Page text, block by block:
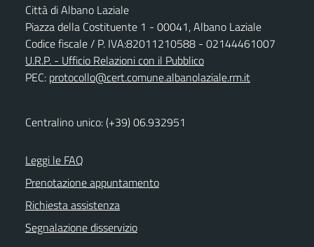
Città di Albano Laziale
Piazza della Costituente 1 - 00041, Albano Laziale
Codice fiscale / P. IVA:82011210588 - 02144461007
U.R.P. - Ufficio Relazioni con il Pubblico
PEC: protocollo@cert.comune.albanolaziale.rm.it
Centralino unico: (+39) 06.932951
Leggi le FAQ
Prenotazione appuntamento
Richiesta assistenza
Segnalazione disservizio